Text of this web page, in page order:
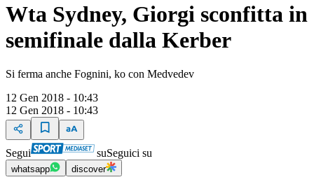
Wta Sydney, Giorgi sconfitta in
semifinale dalla Kerber
Si ferma anche Fognini, ko con Medvedev
12 Gen 2018 - 10:43
12 Gen 2018 - 10:43
Segui suSeguici su
whatsapp discover